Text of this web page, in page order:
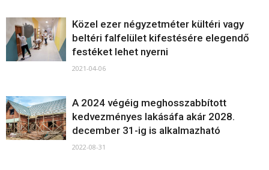
Közel ezer négyzetméter kültéri vagy
beltéri falfelület kifestésére elegendő
festéket lehet nyerni
2021-04-06
A 2024 végéig meghosszabbított
kedvezményes lakásáfa akár 2028.
december 31-ig is alkalmazható
2022-08-31